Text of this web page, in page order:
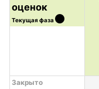
оценок
Текущая фаза
Закрыто